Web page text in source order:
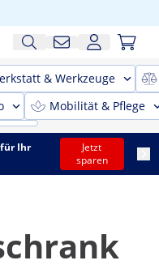
& Werkzeuge
Mobilität & Pflege
Ihr
Jetzt
sparen